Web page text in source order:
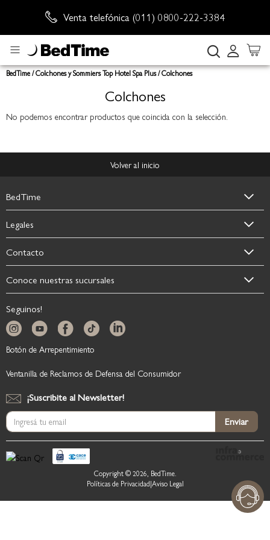
Envío sin cargo
Venta telefónica (011) 0800-222-3384
Buscar
BedTime Colchones y Sommiers Top Hotel Spa Plus Colchones
Colchones
No podemos encontrar productos que coincida con la selección.
Volver al inicio
BedTime
Legales
Contacto
Conoce nuestras sucursales
¡Suscribite al Newsletter!
Suscríbase
al
boletín
informativo:
Enviar
Seguinos!
Botón de Arrepentimiento
Ventanilla de Reclamos de Defensa del Consumidor
Copyright © 2026, BedTime.
Políticas de Privacidad|Aviso Legal